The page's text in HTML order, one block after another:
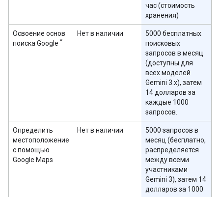
час (стоимость
хранения)
Освоение основ
поиска Google *
Нет в наличии
5000 бесплатных
поисковых
запросов в месяц
(доступны для
всех моделей
Gemini 3.x), затем
14 долларов за
каждые 1000
запросов.
Определить
местоположение
с помощью
Google Maps
Нет в наличии
5000 запросов в
месяц (бесплатно,
распределяется
между всеми
участниками
Gemini 3), затем 14
долларов за 1000